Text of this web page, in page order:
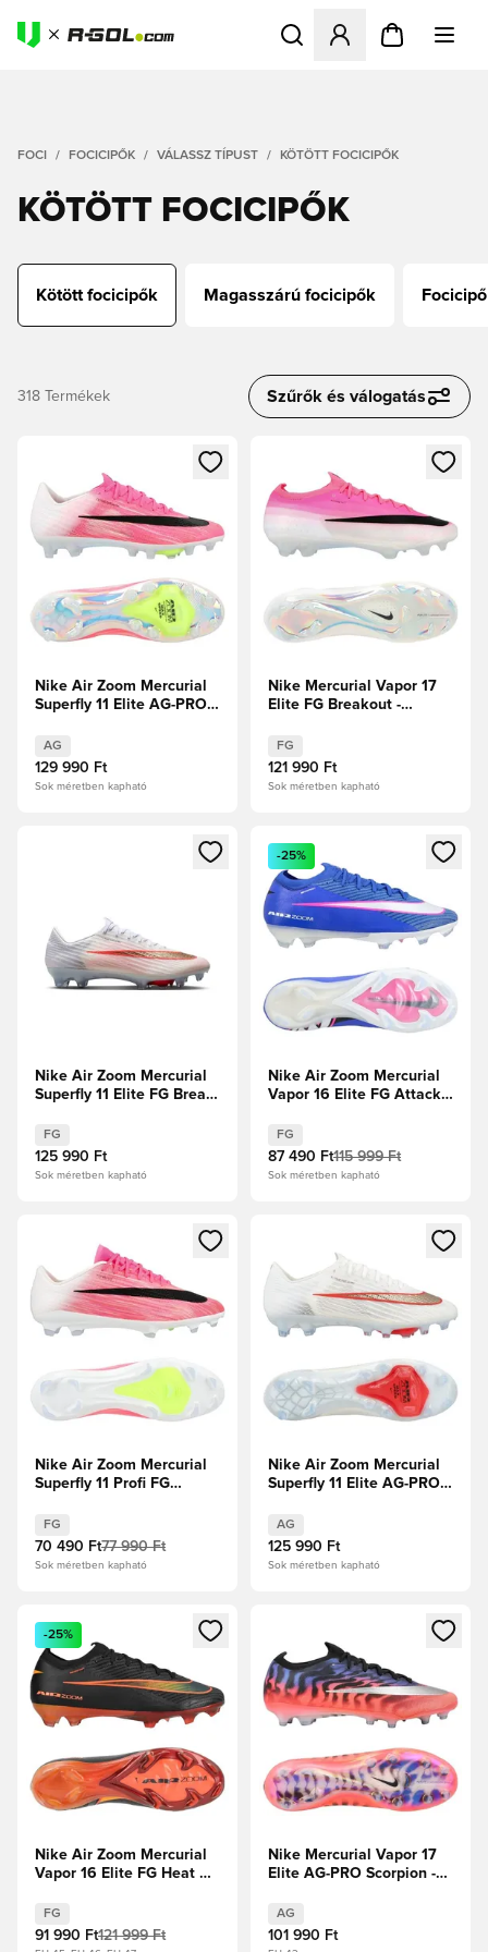
Megnyit egy modált a
FOCI FOCICIPŐK VÁLASSZ TÍPUST KÖTÖTT FOCICIPŐK
KÖTÖTT FOCICIPŐK
Kötött focicipők Magasszárú focicipők
318 Termékek Szűrők és válogatás
Megnyit egy modált a bejelentkezéshez vagy a tagként
Nike Air Zoom Mercurial
Superfly 11 Elite AG-PRO
Rózsaszín/Fehér/Fekete
AG
129 990 Ft
Sok méretben kapható
Megnyit egy modált a
Nike Mercurial Vapor 17
Elite FG Breakout -
FG
121 990 Ft
Sok méretben kapható
Megnyit egy modált a bejelentkezéshez vagy a tagként
Nike Air Zoom Mercurial
Superfly 11 Elite FG Break
FG
125 990 Ft
Sok méretben kapható
Megnyit egy modált a
-25%
Nike Air Zoom Mercurial
Vapor 16 Elite FG Attack -
FG
87 490 Ft115 999 Ft
Sok méretben kapható
Megnyit egy modált a bejelentkezéshez vagy a tagként
Nike Air Zoom Mercurial
Superfly 11 Profi FG
Rózsaszín/Fehér/Fekete
FG
70 490 Ft77 990 Ft
Sok méretben kapható
Megnyit egy modált a
Nike Air Zoom Mercurial
Superfly 11 Elite AG-PRO
AG
125 990 Ft
Sok méretben kapható
Megnyit egy modált a bejelentkezéshez vagy a tagként
-25%
Nike Air Zoom Mercurial
Vapor 16 Elite FG Heat Up
FG
91 990 Ft121 999 Ft
Megnyit egy modált a
Nike Mercurial Vapor 17
Elite AG-PRO Scorpion -
metál Limitált kiadás
AG
101 990 Ft